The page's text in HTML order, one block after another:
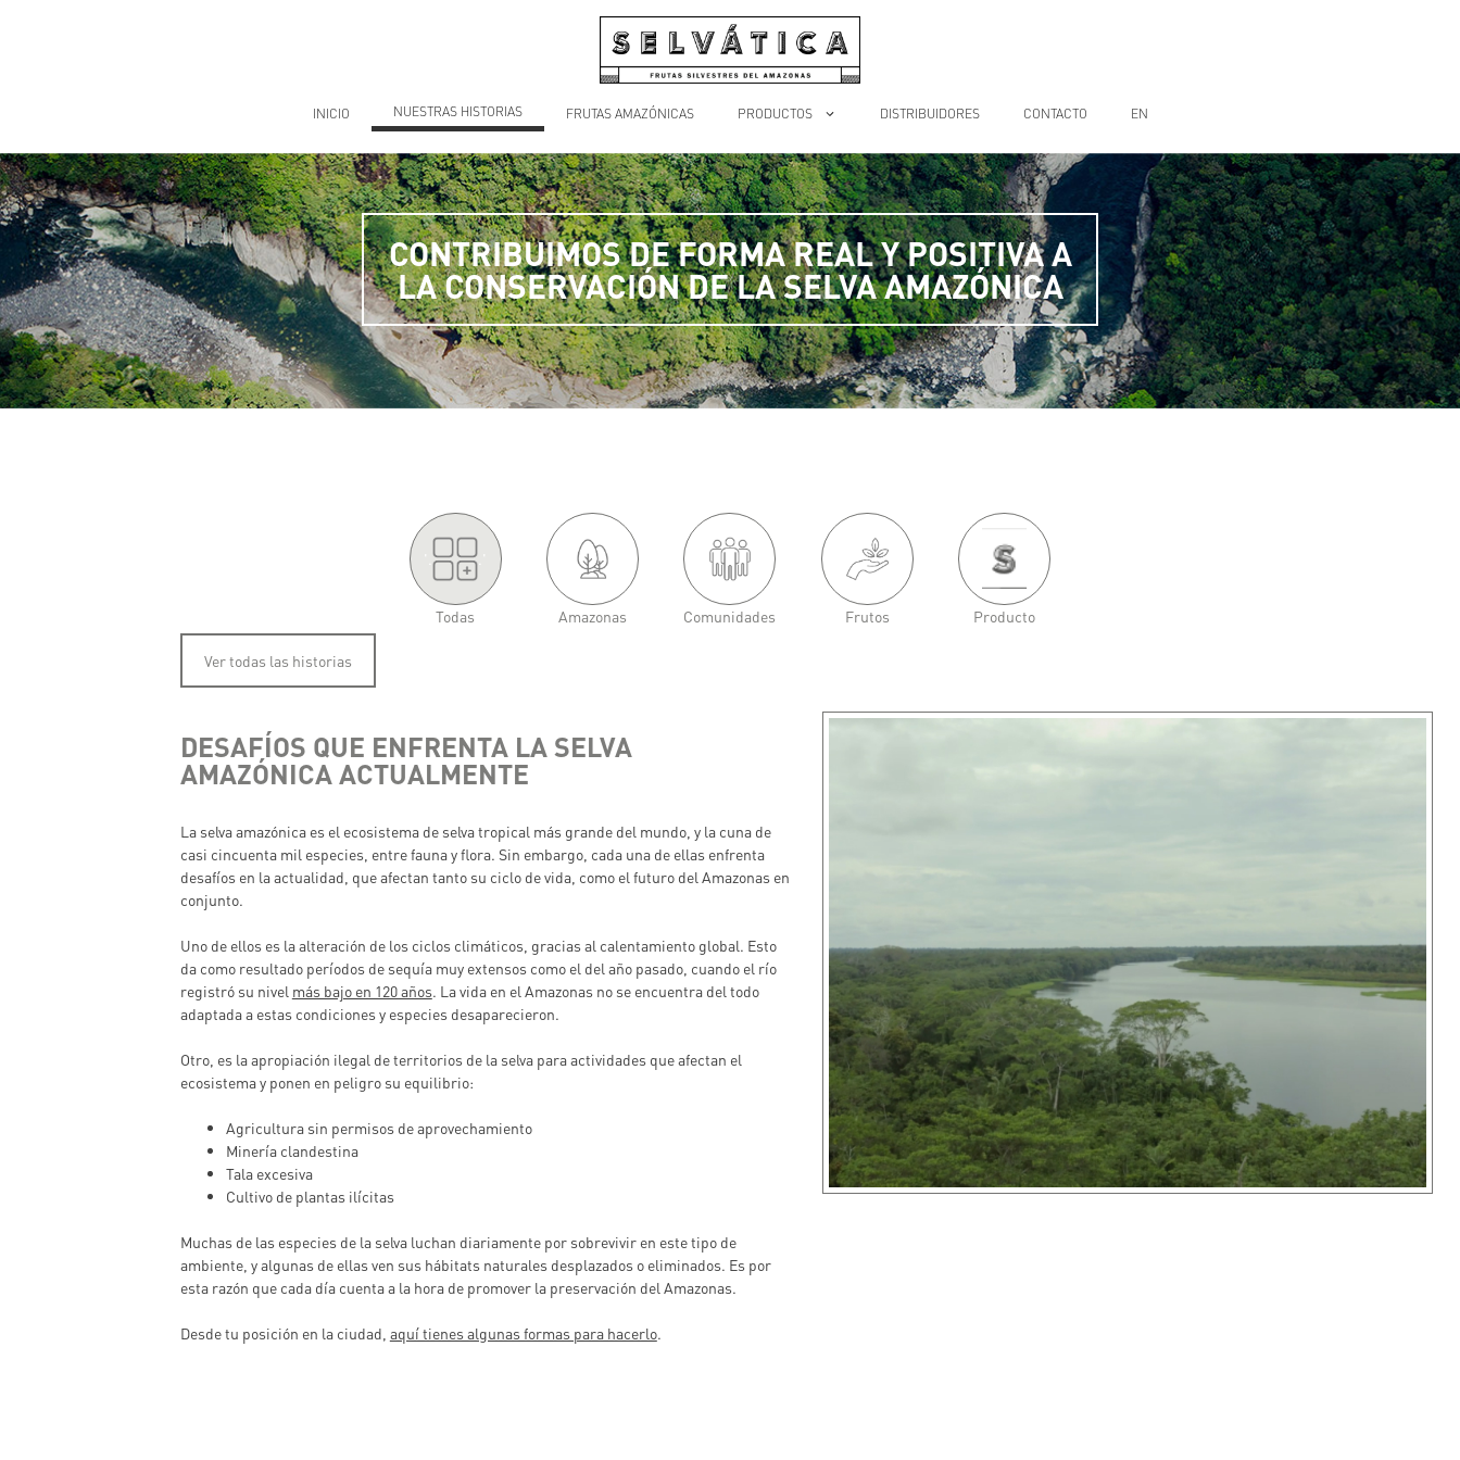
INICIO NUESTRAS HISTORIAS FRUTAS AMAZÓNICAS PRODUCTOS DISTRIBUIDORES CONTACTO EN
CONTRIBUIMOS DE FORMA REAL Y POSITIVA A
LA CONSERVACIÓN DE LA SELVA AMAZÓNICA
'. .'
Todas Amazonas Comunidades Frutos Producto
Ver todas las historias
DESAFÍOS QUE ENFRENTA LA SELVA
AMAZÓNICA ACTUALMENTE
La selva amazónica es el ecosistema de selva tropical más grande del mundo, y la cuna de
casi cincuenta mil especies, entre fauna y flora. Sin embargo, cada una de ellas enfrenta
desafíos en la actualidad, que afectan tanto su ciclo de vida, como el futuro del Amazonas en
conjunto.
Uno de ellos es la alteración de los ciclos climáticos, gracias al calentamiento global. Esto
da como resultado períodos de sequía muy extensos como el del año pasado, cuando el río
registró su nivel más bajo en 120 años. La vida en el Amazonas no se encuentra del todo
adaptada a estas condiciones y especies desaparecieron.
Otro, es la apropiación ilegal de territorios de la selva para actividades que afectan el
ecosistema y ponen en peligro su equilibrio:
Agricultura sin permisos de aprovechamiento
Minería clandestina
Tala excesiva
Cultivo de plantas ilícitas
Muchas de las especies de la selva luchan diariamente por sobrevivir en este tipo de
ambiente, y algunas de ellas ven sus hábitats naturales desplazados o eliminados. Es por
esta razón que cada día cuenta a la hora de promover la preservación del Amazonas.
Desde tu posición en la ciudad, aquí tienes algunas formas para hacerlo.